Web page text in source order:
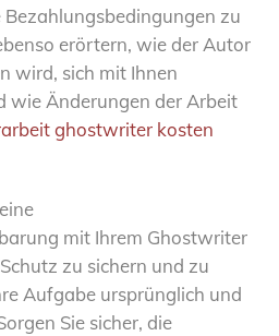
zu
erörtern, wie der Autor
wird, sich mit Ihnen
wie Änderungen der Arbeit
ghostwriter kosten
mit Ihrem Ghostwriter
zu sichern und zu
Aufgabe ursprünglich und
Sie sicher, die